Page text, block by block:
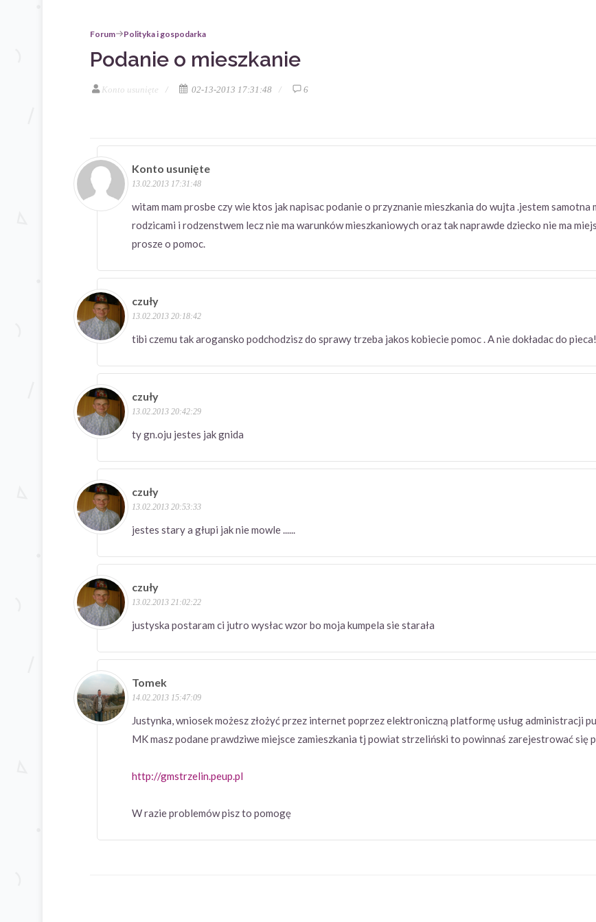
Forum Polityka i gospodarka
Podanie o mieszkanie
Konto usunięte 02-13-2013 17:31:48 6
Konto usunięte
13.02.2013 17:31:48
witam mam prosbe czy wie ktos jak napisac podanie o przyznanie mieszkania do wujta .jestem samotna
rodzicami i rodzenstwem lecz nie ma warunków mieszkaniowych oraz tak naprawde dziecko nie ma
prosze o pomoc.
czuły
13.02.2013 20:18:42
tibi czemu tak arogansko podchodzisz do sprawy trzeba jakos kobiecie pomoc . A nie dokładac do
czuły
13.02.2013 20:42:29
ty gn.oju jestes jak gnida
czuły
13.02.2013 20:53:33
jestes stary a głupi jak nie mowle ......
czuły
13.02.2013 21:02:22
justyska postaram ci jutro wysłac wzor bo moja kumpela sie starała
Tomek
14.02.2013 15:47:09
Justynka, wniosek możesz złożyć przez internet poprzez elektroniczną platformę usług administracji
MK masz podane prawdziwe miejsce zamieszkania tj powiat strzeliński to powinnaś zarejestrować się
http://gmstrzelin.peup.pl
W razie problemów pisz to pomogę